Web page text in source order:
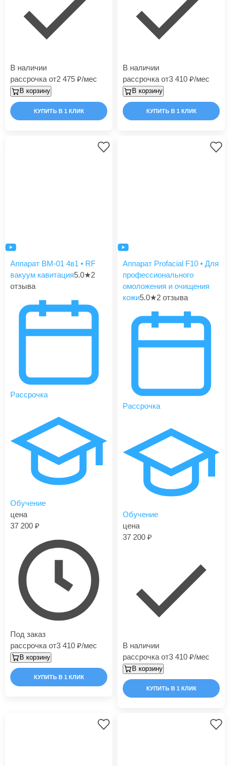
В наличии
рассрочка от2 475 /мес
В корзину
КУПИТЬ В 1 КЛИК
В наличии
рассрочка от3 410 /мес
В корзину
КУПИТЬ В 1 КЛИК
Аппарат BM-01 4в1 • RF
вакуум кавитация5.0★2
отзыва
Рассрочка
Обучение
цена
37 200
Под заказ
рассрочка от3 410 /мес
В корзину
КУПИТЬ В 1 КЛИК
Аппарат Profacial F10 • Для
профессионального
омоложения и очищения
кожи5.0★2 отзыва
Рассрочка
Обучение
цена
37 200
В наличии
рассрочка от3 410 /мес
В корзину
КУПИТЬ В 1 КЛИК